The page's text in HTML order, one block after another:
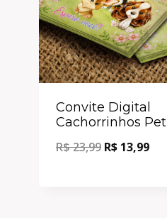
Convite Digital
Cachorrinhos Pet
R$23,99 R$ 13,99